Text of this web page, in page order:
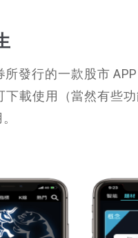
所發行的一款股市
下載使用（當然有些